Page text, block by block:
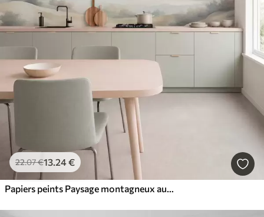
22.07€13.24€
Papiers peints Paysage montagneux aux reliefs variés